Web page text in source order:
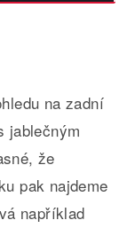
na zadní
jablečným
že
pak najdeme
například